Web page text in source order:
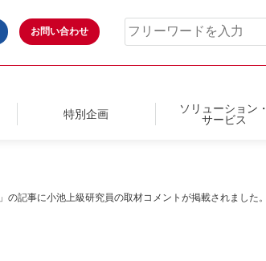
お問い合わせ
特別企画
ソリューション・
サービス
記事に小池上級研究員の取材コメントが掲載されました。